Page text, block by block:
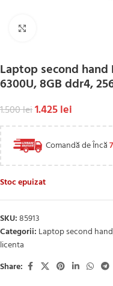
Laptop second
6300U, 8GB ddr4,
1.500lei1.425lei
Comandă de Încă
Stoc epuizat
SKU:85913
Categorii: Laptop second hand
licenta
Share: